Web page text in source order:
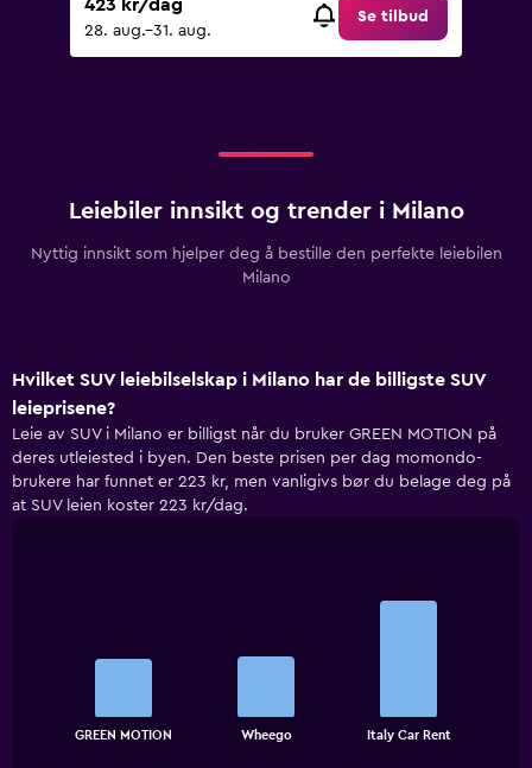
423 kr/dag
28. aug.–31. aug.
Se tilbud
Leiebiler innsikt og trender i Milano
Nyttig innsikt som hjelper deg å bestille den perfekte leiebilen
Milano
Hvilket SUV leiebilselskap i Milano har de billigste SUV
leieprisene?
Leie av SUV i Milano er billigst når du bruker GREEN MOTION på
deres utleiested i byen. Den beste prisen per dag momondo-
brukere har funnet er 223 kr, men vanligivs bør du belage deg på
at SUV leien koster 223 kr/dag.
chartGREEN MOTION Wheego Italy Car Rent